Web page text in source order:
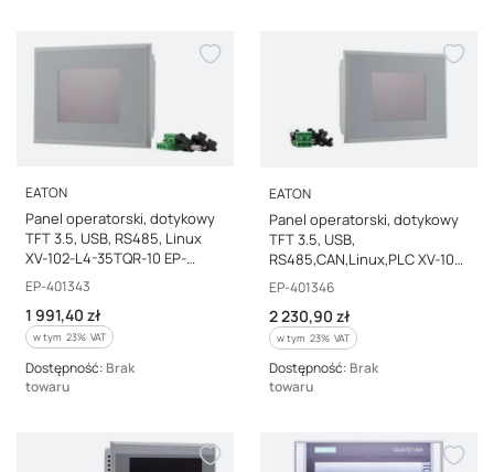
PRODUCENT
EATON
Panel operatorski, dotykowy
TFT 3.5, USB, RS485, Linux
XV-102-L4-35TQR-10 EP-
401343
Kod producenta
EP-401343
Cena brutto
1 991,40 zł
w tym %s VAT
w tym 23% VAT
Dostępność: Brak
towaru
PRODUCENT
EATON
Panel operatorski, dotykowy
TFT 3.5, USB,
RS485,CAN,Linux,PLC XV-102-
L6-35TQRC-10 EP-401346
Kod producenta
EP-401346
Cena brutto
2 230,90 zł
w tym %s VAT
w tym 23% VAT
Dostępność: Brak
towaru